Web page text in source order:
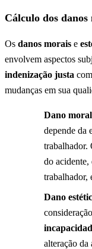
Cálculo dos danos
Os danos morais e
envolvem aspectos
indenização justa
mudanças em sua
Dano moral
depende da
trabalhador.
do
trabalhador,
Dano
alteração da